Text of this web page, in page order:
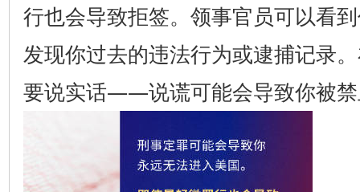
行也会导致拒签。领事官员可以看
发现你过去的违法行为或逮捕记录
要说实话——说谎可能会导致你被